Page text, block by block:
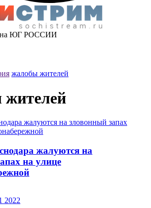
на ЮГ РОССИИ
жалобы жителей
жалуются на
на улице
2022